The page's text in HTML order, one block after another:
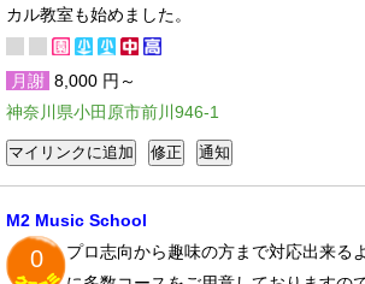
カル教室も始めました。
月謝 8,000 円～
神奈川県小田原市前川946-1
M2 Music School
0
プロ志向から趣味の方まで対応出来る